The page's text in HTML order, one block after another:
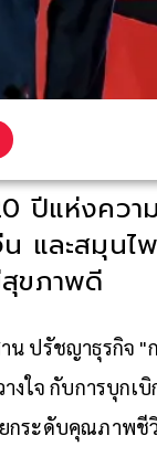
ปีแห่งคว
และสมุน
ขภาพดี
น ปรัชญาธุรกิจ
างใจ กับการบุก
กระดับคุณภาพชี